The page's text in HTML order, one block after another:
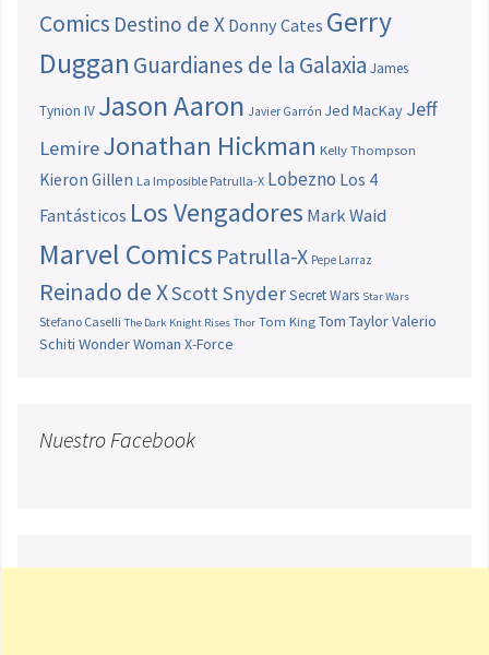
Comics Destino de X Donny Cates Gerry
Duggan Guardianes de la Galaxia James
Tynion IV Jason Aaron Javier Garrón Jed MacKay Jeff
LemireJonathan Hickman Kelly Thompson
Kieron Gillen La Imposible Patrulla-X Lobezno Los 4
Fantásticos Los Vengadores Mark Waid
Marvel Comics Patrulla-X Pepe Larraz
Reinado de XScott SnyderSecret Wars Star Wars
Stefano Caselli The Dark Knight Rises Thor Tom King Tom TaylorValerio
Schiti Wonder Woman X-Force
Nuestro Facebook